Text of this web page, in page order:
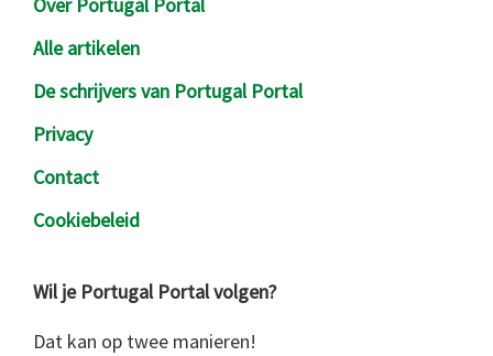
Over Portugal Portal
Alle artikelen
De schrijvers van Portugal Portal
Privacy
Contact
Cookiebeleid
Wil je Portugal Portal volgen?
Dat kan op twee manieren!